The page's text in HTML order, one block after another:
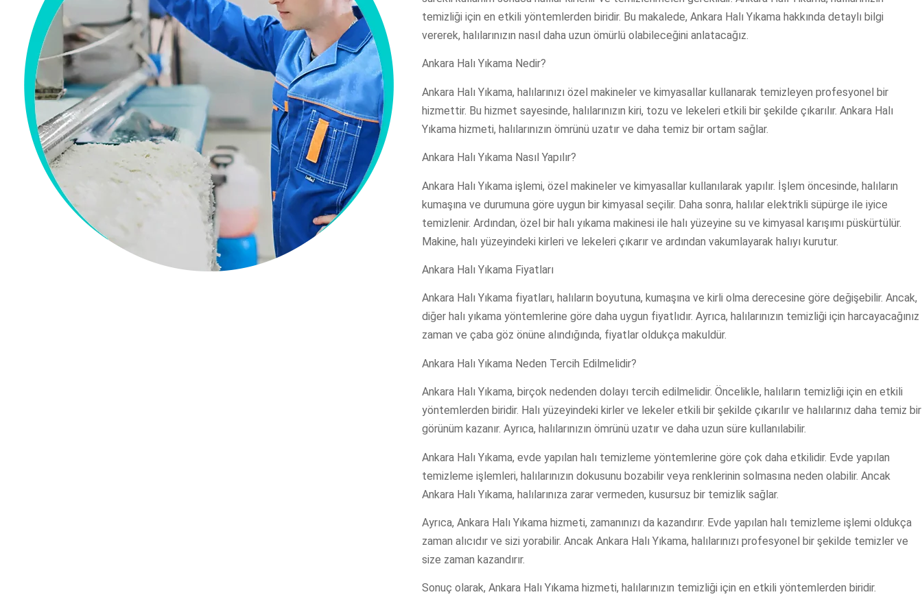
temizliği için en etkili yöntemlerden biridir. Bu makalede, Ankara Halı Yıkama hakkında detaylı bilgi
vererek, halılarınızın nasıl daha uzun ömürlü olabileceğini anlatacağız.
Ankara Halı Yıkama Nedir?
Ankara Halı Yıkama, halılarınızı özel makineler ve kimyasallar kullanarak temizleyen profesyonel bir
hizmettir. Bu hizmet sayesinde, halılarınızın kiri, tozu ve lekeleri etkili bir şekilde çıkarılır. Ankara Halı
Yıkama hizmeti, halılarınızın ömrünü uzatır ve daha temiz bir ortam sağlar.
Ankara Halı Yıkama Nasıl Yapılır?
Ankara Halı Yıkama işlemi, özel makineler ve kimyasallar kullanılarak yapılır. İşlem öncesinde, halıların
kumaşına ve durumuna göre uygun bir kimyasal seçilir. Daha sonra, halılar elektrikli süpürge ile iyice
temizlenir. Ardından, özel bir halı yıkama makinesi ile halı yüzeyine su ve kimyasal karışımı püskürtülür.
Makine, halı yüzeyindeki kirleri ve lekeleri çıkarır ve ardından vakumlayarak halıyı kurutur.
Ankara Halı Yıkama Fiyatları
Ankara Halı Yıkama fiyatları, halıların boyutuna, kumaşına ve kirli olma derecesine göre değişebilir. Ancak,
diğer halı yıkama yöntemlerine göre daha uygun fiyatlıdır. Ayrıca, halılarınızın temizliği için harcayacağınız
zaman ve çaba göz önüne alındığında, fiyatlar oldukça makuldür.
Ankara Halı Yıkama Neden Tercih Edilmelidir?
Ankara Halı Yıkama, birçok nedenden dolayı tercih edilmelidir. Öncelikle, halıların temizliği için en etkili
yöntemlerden biridir. Halı yüzeyindeki kirler ve lekeler etkili bir şekilde çıkarılır ve halılarınız daha temiz bir
görünüm kazanır. Ayrıca, halılarınızın ömrünü uzatır ve daha uzun süre kullanılabilir.
Ankara Halı Yıkama, evde yapılan halı temizleme yöntemlerine göre çok daha etkilidir. Evde yapılan
temizleme işlemleri, halılarınızın dokusunu bozabilir veya renklerinin solmasına neden olabilir. Ancak
Ankara Halı Yıkama, halılarınıza zarar vermeden, kusursuz bir temizlik sağlar.
Ayrıca, Ankara Halı Yıkama hizmeti, zamanınızı da kazandırır. Evde yapılan halı temizleme işlemi oldukça
zaman alıcıdır ve sizi yorabilir. Ancak Ankara Halı Yıkama, halılarınızı profesyonel bir şekilde temizler ve
size zaman kazandırır.
Sonuç olarak, Ankara Halı Yıkama hizmeti, halılarınızın temizliği için en etkili yöntemlerden biridir.